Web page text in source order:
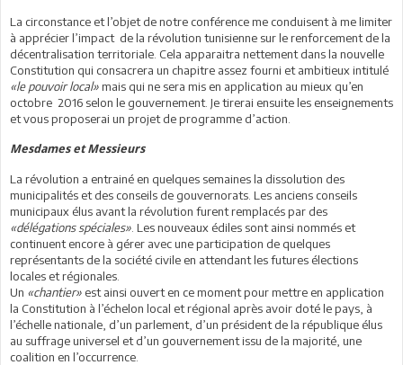
La circonstance et l’objet de notre conférence me conduisent à me limiter
à apprécier l’impact de la révolution tunisienne sur le renforcement de la
décentralisation territoriale. Cela apparaitra nettement dans la nouvelle
Constitution qui consacrera un chapitre assez fourni et ambitieux intitulé
«le pouvoir local»mais qui ne sera mis en application au mieux qu’en
octobre 2016 selon le gouvernement. Je tirerai ensuite les enseignements
et vous proposerai un projet de programme d’action.
Mesdames et Messieurs
La révolution a entrainé en quelques semaines la dissolution des
municipalités et des conseils de gouvernorats. Les anciens conseils
municipaux élus avant la révolution furent remplacés par des
«délégations spéciales» . Les nouveaux édiles sont ainsi nommés et
continuent encore à gérer avec une participation de quelques
représentants de la société civile en attendant les futures élections
locales et régionales.
Un «chantier» est ainsi ouvert en ce moment pour mettre en application
la Constitution à l’échelon local et régional après avoir doté le pays, à
l’échelle nationale, d’un parlement, d’un président de la république élus
au suffrage universel et d’un gouvernement issu de la majorité, une
coalition en l’occurrence.